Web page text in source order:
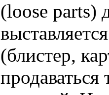
(loose parts)
(блистер,